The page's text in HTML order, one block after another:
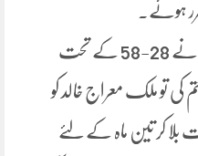
ہوئے۔
جب صدر فاروق احمد خان لغاری نے 28-58 کے تحت
کی تو ملک معراج خالد کو
بلا کر تین ماہ کے لئے